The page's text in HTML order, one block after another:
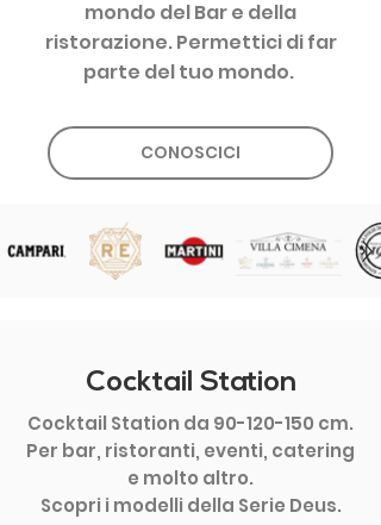
mondo del Bar e della
ristorazione. Permettici di far
parte del tuo mondo.
CONOSCICI
Cocktail Station
Cocktail Station da 90-120-150 cm.
Per bar, ristoranti, eventi, catering
e molto altro.
Scopri i modelli della Serie Deus.